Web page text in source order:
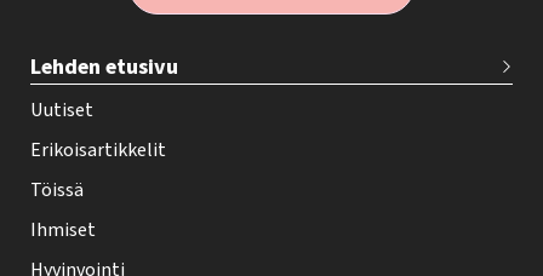
e
h
y
-
e
Lehden etusivu
Uutiset
Erikoisartikkelit
Töissä
Ihmiset
Hyvinvointi